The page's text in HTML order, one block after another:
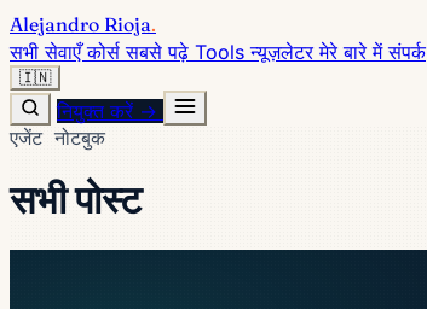
Alejandro Rioja.
सभी सेवाएँकोर्ससबसे पढ़े Toolsन्यूज़लेटरमेरे बारे मेंसंपर्क
🇮🇳
नियुक्त करें →
एजेंट नोटबुक
सभी पोस्ट